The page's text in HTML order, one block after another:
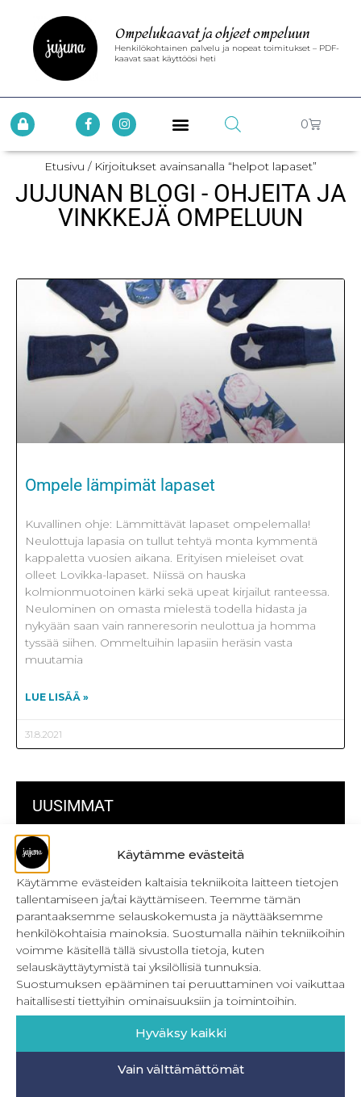
Käytämme evästeitä
Käytämme evästeiden kaltaisia tekniikoita laitteen tietojen
tallentamiseen ja/tai käyttämiseen. Teemme tämän
parantaaksemme selauskokemusta ja näyttääksemme
henkilökohtaisia mainoksia. Suostumalla näihin tekniikoihin
voimme käsitellä tällä sivustolla tietoja, kuten
selauskäyttäytymistä tai yksilöllisiä tunnuksia.
Suostumuksen epääminen tai peruuttaminen voi vaikuttaa
haitallisesti tiettyihin ominaisuuksiin ja toimintoihin.
Hyväksy kaikki
Vain välttämättömät
Ompelukaavat ja ohjeet ompeluun
Henkilökohtainen palvelu ja nopeat toimitukset – PDF-
kaavat saat käyttöösi heti
0
Etusivu / Kirjoitukset avainsanalla “helpot lapaset”
JUJUNAN BLOGI - OHJEITA JA
VINKKEJÄ OMPELUUN
UUSIMMAT
Kulmikas pussukka kaava Särmä
Bokserikuminauhan ompelu
Metrivetoketjun käyttö
Metrivetoketjun lukon pujottaminen
Onnistu joustavien vaatteiden ompelussa
Laakasauman ompelu saumurilla
Jujunan ompelubingo heinä-joulukuulle
Retkeilyhousujen materiaalit ja tarvikkeet
Ompele lämpimät lapaset
Kuvallinen ohje: Lämmittävät lapaset ompelemalla!
Neulottuja lapasia on tullut tehtyä monta kymmentä
kappaletta vuosien aikana. Erityisen mieleiset ovat
olleet Lovikka-lapaset. Niissä on hauska
kolmionmuotoinen kärki sekä upeat kirjailut ranteessa.
Neulominen on omasta mielestä todella hidasta ja
nykyään saan vain ranneresorin neulottua ja homma
tyssää siihen. Ommeltuihin lapasiin heräsin vasta
muutamia
LUE LISÄÄ »
31.8.2021